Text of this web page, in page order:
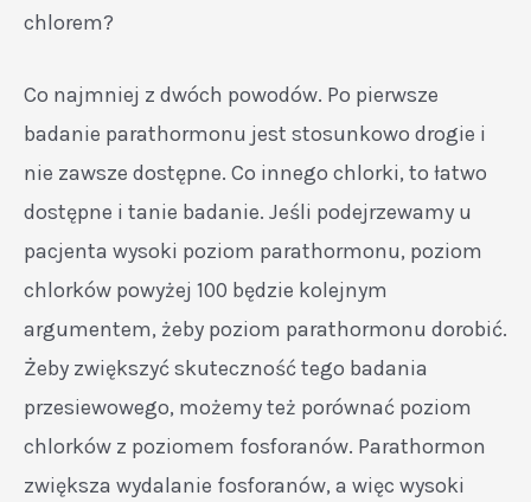
chlorem?
Co najmniej z dwóch powodów. Po pierwsze
badanie parathormonu jest stosunkowo drogie i
nie zawsze dostępne. Co innego chlorki, to łatwo
dostępne i tanie badanie. Jeśli podejrzewamy u
pacjenta wysoki poziom parathormonu, poziom
chlorków powyżej 100 będzie kolejnym
argumentem, żeby poziom parathormonu dorobić.
Żeby zwiększyć skuteczność tego badania
przesiewowego, możemy też porównać poziom
chlorków z poziomem fosforanów. Parathormon
zwiększa wydalanie fosforanów, a więc wysoki